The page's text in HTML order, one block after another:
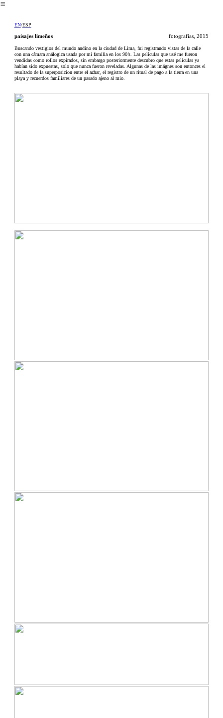
︎
EN/ESP
paisajes limeños fotografías, 2015
Buscando vestigios del mundo andino en la ciudad de Lima, fui registrando vistas de la calle
con una cámara análogica usada por mi familia en los 90’s. Las películas que usé me fueron
vendidas como rollos expirados, sin embargo posteriormente descubro que estas peliculas ya
habían sido expuestas, solo que nunca fueron reveladas. Algunas de las imágnes son entonces el
resultado de la superposicion entre el azhar, el registro de un ritual de pago a la tierra en una
playa y recuerdos familiares de un pasado ajeno al mio.